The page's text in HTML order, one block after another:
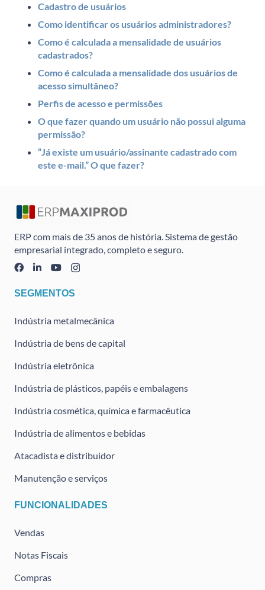
Cadastro de usuários
Como identificar os usuários administradores?
Como é calculada a mensalidade de usuários
cadastrados?
Como é calculada a mensalidade dos usuários de
acesso simultâneo?
Perfis de acesso e permissões
O que fazer quando um usuário não possui alguma
permissão?
“Já existe um usuário/assinante cadastrado com
este e-mail.” O que fazer?
ERP com mais de 35 anos de história. Sistema de gestão
empresarial integrado, completo e seguro.
SEGMENTOS
Indústria metalmecânica
Indústria de bens de capital
Indústria eletrônica
Indústria de plásticos, papéis e embalagens
Indústria cosmética, química e farmacêutica
Indústria de alimentos e bebidas
Atacadista e distribuidor
Manutenção e serviços
FUNCIONALIDADES
Vendas
Notas Fiscais
Compras